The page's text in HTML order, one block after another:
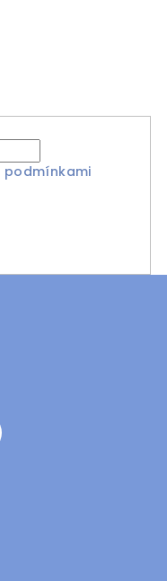
podmínkami